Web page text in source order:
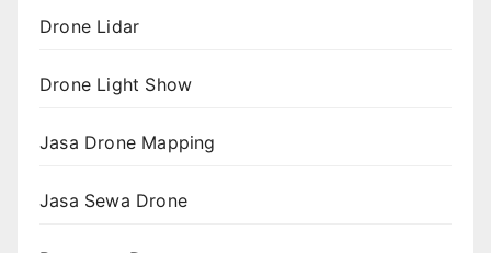
Drone Lidar
Drone Light Show
Jasa Drone Mapping
Jasa Sewa Drone